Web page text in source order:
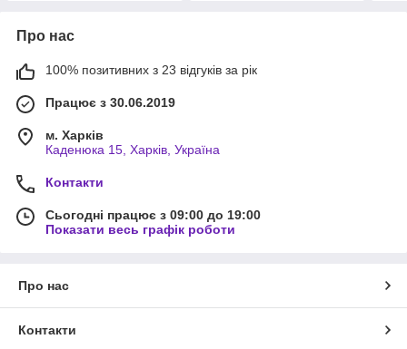
Про нас
100% позитивних з 23 відгуків за рік
Працює з 30.06.2019
м. Харків
Каденюка 15, Харків, Україна
Контакти
Сьогодні працює з 09:00 до 19:00
Показати весь графік роботи
Про нас
Контакти